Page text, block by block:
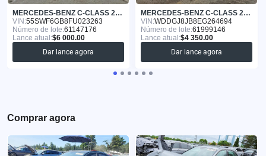
MERCEDES-BENZ C-CLASS 2015
VIN:55SWF6GB8FU023263
Número de lote:61147176
Lance atual:$6 000.00
Dar lance agora
MERCEDES-BENZ C-CLASS 2014
VIN:WDDGJ8JB8EG264694
Número de lote:61999146
Lance atual:$4 350.00
Dar lance agora
Comprar agora